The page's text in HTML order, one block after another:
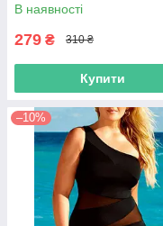
В наявності
279 ₴ 310 ₴
Купити
–10%